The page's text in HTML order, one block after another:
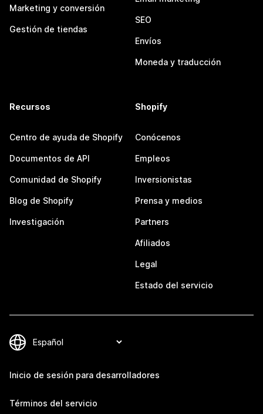
Marketing y conversión
Gestión de tiendas
SEO
Envíos
Moneda y traducción
Recursos
Centro de ayuda de Shopify
Documentos de API
Comunidad de Shopify
Blog de Shopify
Investigación
Shopify
Conócenos
Empleos
Inversionistas
Prensa y medios
Partners
Afiliados
Legal
Estado del servicio
Inicio de sesión para desarrolladores
Términos del servicio